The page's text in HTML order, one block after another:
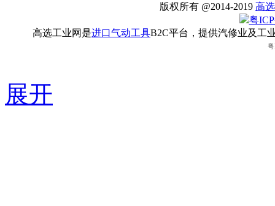
版权所有 @2014-2019 高
粤
高选工业网是进口气动工具B2C平台，提供汽修业及工
展开